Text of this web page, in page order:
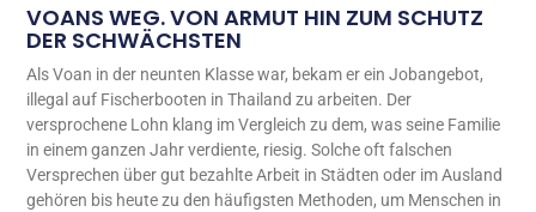
VOANS WEG. VON ARMUT HIN ZUM SCHUTZ
DER SCHWÄCHSTEN
Als Voan in der neunten Klasse war, bekam er ein Jobangebot,
illegal auf Fischerbooten in Thailand zu arbeiten. Der
versprochene Lohn klang im Vergleich zu dem, was seine Familie
in einem ganzen Jahr verdiente, riesig. Solche oft falschen
Versprechen über gut bezahlte Arbeit in Städten oder im Ausland
gehören bis heute zu den häufigsten Methoden, um Menschen in